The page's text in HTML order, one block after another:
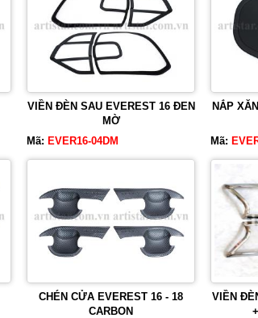
VIỀN ĐÈN SAU EVEREST 16 ĐEN
MỜ
Mã: EVER16-04DM
NẮP
Mã:
CHÉN CỬA EVEREST 16 - 18
CARBON
VIỀN